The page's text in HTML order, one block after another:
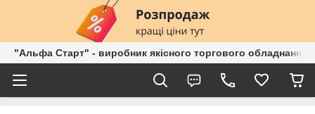
"Альфа Старт" - виробник якісного торгового обладнання